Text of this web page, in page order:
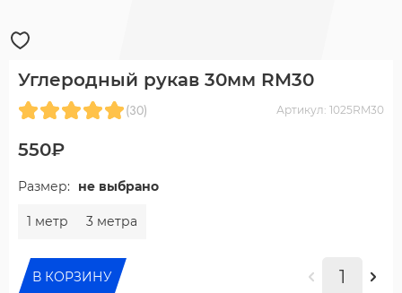
Углеродный рукав 30мм RM30
(30) Артикул: 1025RM30
550₽
Размер: не выбрано
1 метр 3 метра
В КОРЗИНУ